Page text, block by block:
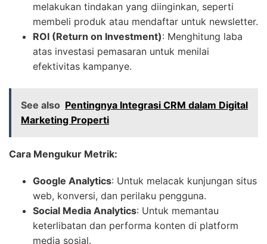
melakukan tindakan yang diinginkan, seperti
membeli produk atau mendaftar untuk newsletter.
ROI (Return on Investment): Menghitung laba
atas investasi pemasaran untuk menilai
efektivitas kampanye.
See also Pentingnya Integrasi CRM dalam Digital
Marketing Properti
Cara Mengukur Metrik:
Google Analytics: Untuk melacak kunjungan situs
web, konversi, dan perilaku pengguna.
Social Media Analytics: Untuk memantau
keterlibatan dan performa konten di platform
media sosial.